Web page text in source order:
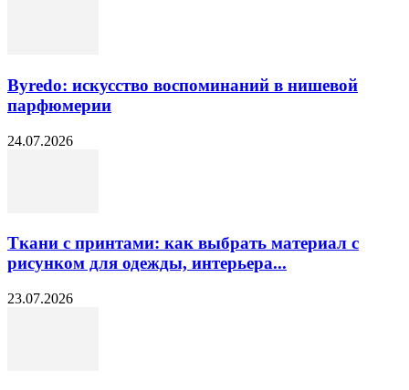
Byredo: искусство воспоминаний в нишевой
парфюмерии
24.07.2026
Ткани с принтами: как выбрать материал с
рисунком для одежды, интерьера...
23.07.2026